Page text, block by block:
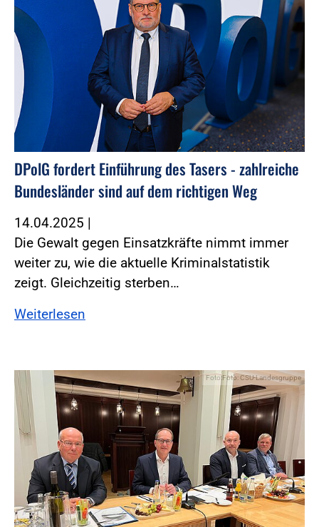
DPolG fordert Einführung des Tasers - zahlreiche
Bundesländer sind auf dem richtigen Weg
14.04.2025 |
Die Gewalt gegen Einsatzkräfte nimmt immer
weiter zu, wie die aktuelle Kriminalstatistik
zeigt. Gleichzeitig sterben…
Weiterlesen
Foto:Foto: CSU-Landesgruppe